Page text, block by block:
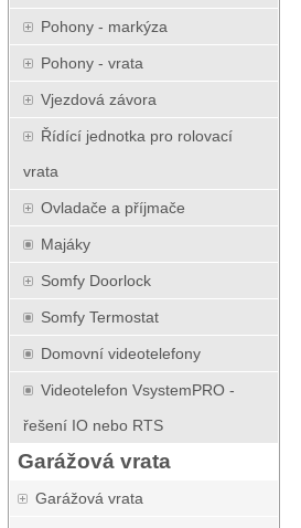
Pohony - markýza
Pohony - vrata
Vjezdová závora
Řídící jednotka pro rolovací
vrata
Ovladače a příjmače
Majáky
Somfy Doorlock
Somfy Termostat
Domovní videotelefony
Videotelefon VsystemPRO -
řešení IO nebo RTS
Garážová vrata
Garážová vrata